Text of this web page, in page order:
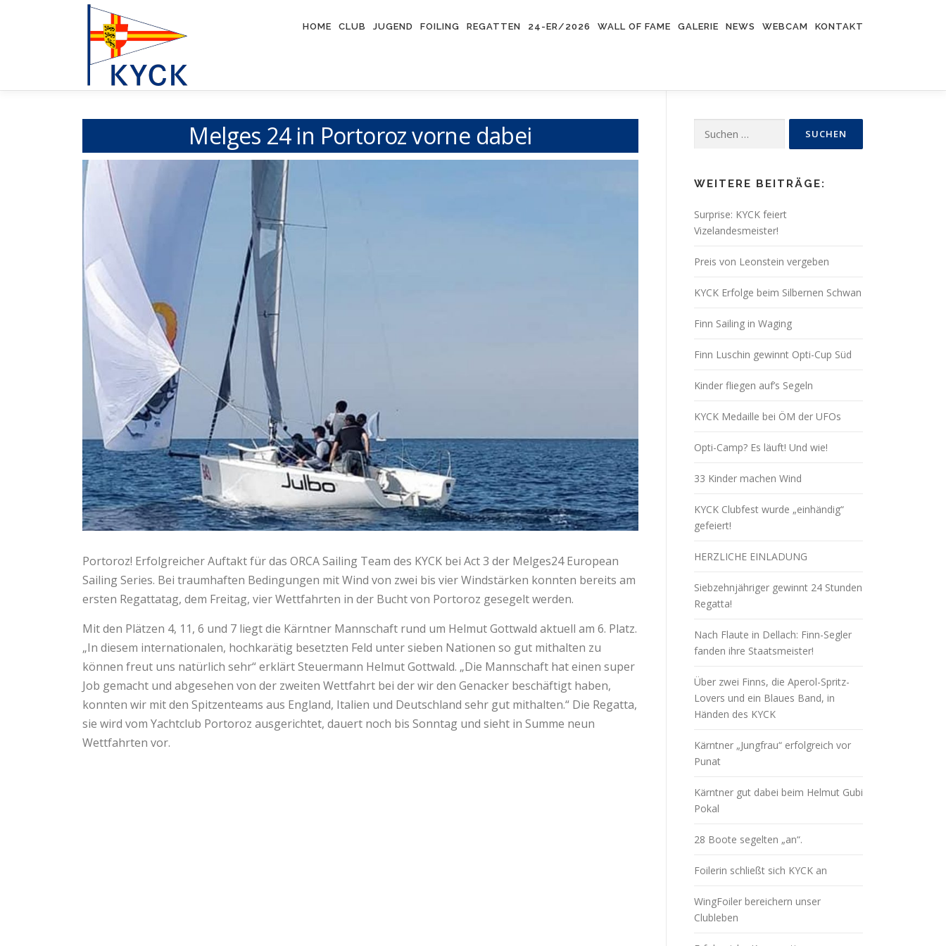
HOME CLUB JUGEND FOILING REGATTEN 24-ER/2026 WALL OF FAME GALERIE NEWS WEBCAM KONTAKT
Melges 24 in Portoroz vorne dabei
Portoroz! Erfolgreicher Auftakt für das ORCA Sailing Team des KYCK bei Act 3 der Melges24 European
Sailing Series. Bei traumhaften Bedingungen mit Wind von zwei bis vier Windstärken konnten bereits am
ersten Regattatag, dem Freitag, vier Wettfahrten in der Bucht von Portoroz gesegelt werden.
Mit den Plätzen 4, 11, 6 und 7 liegt die Kärntner Mannschaft rund um Helmut Gottwald aktuell am 6. Platz.
„In diesem internationalen, hochkarätig besetzten Feld unter sieben Nationen so gut mithalten zu
können freut uns natürlich sehr“ erklärt Steuermann Helmut Gottwald. „Die Mannschaft hat einen super
Job gemacht und abgesehen von der zweiten Wettfahrt bei der wir den Genacker beschäftigt haben,
konnten wir mit den Spitzenteams aus England, Italien und Deutschland sehr gut mithalten.“ Die Regatta,
sie wird vom Yachtclub Portoroz ausgerichtet, dauert noch bis Sonntag und sieht in Summe neun
Wettfahrten vor.
nach:
WEITERE BEITRÄGE:
Surprise: KYCK feiert
Vizelandesmeister!
Preis von Leonstein vergeben
KYCK Erfolge beim Silbernen Schwan
Finn Sailing in Waging
Finn Luschin gewinnt Opti-Cup Süd
Kinder fliegen auf’s Segeln
KYCK Medaille bei ÖM der UFOs
Opti-Camp? Es läuft! Und wie!
33 Kinder machen Wind
KYCK Clubfest wurde „einhändig“
gefeiert!
HERZLICHE EINLADUNG
Siebzehnjähriger gewinnt 24 Stunden
Regatta!
Nach Flaute in Dellach: Finn-Segler
fanden ihre Staatsmeister!
Über zwei Finns, die Aperol-Spritz-
Lovers und ein Blaues Band, in
Händen des KYCK
Kärntner „Jungfrau“ erfolgreich vor
Punat
Kärntner gut dabei beim Helmut Gubi
Pokal
28 Boote segelten „an“.
Foilerin schließt sich KYCK an
WingFoiler bereichern unser
Clubleben